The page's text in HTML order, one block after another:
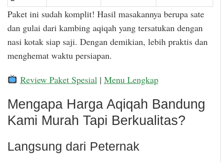
Paket ini sudah komplit! Hasil masakannya berupa sate
dan gulai dari kambing aqiqah yang tersatukan dengan
nasi kotak siap saji. Dengan demikian, lebih praktis dan
menghemat waktu persiapan.
Review Paket Spesial | Menu Lengkap
Mengapa Harga Aqiqah Bandung
Kami Murah Tapi Berkualitas?
Langsung dari Peternak